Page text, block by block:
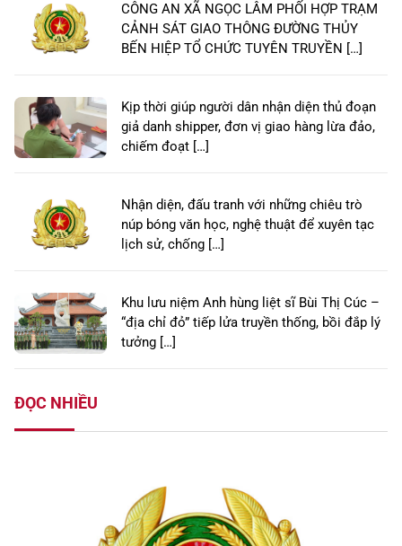
CÔNG AN XÃ NGỌC LÂM PHỐI HỢP TRẠM
CẢNH SÁT GIAO THÔNG ĐƯỜNG THỦY
BẾN HIỆP TỔ CHỨC TUYÊN TRUYỀN […]
Kịp thời giúp người dân nhận diện thủ đoạn
giả danh shipper, đơn vị giao hàng lừa đảo,
chiếm đoạt […]
Nhận diện, đấu tranh với những chiêu trò
núp bóng văn học, nghệ thuật để xuyên tạc
lịch sử, chống […]
Khu lưu niệm Anh hùng liệt sĩ Bùi Thị Cúc –
“địa chỉ đỏ” tiếp lửa truyền thống, bồi đắp lý
tưởng […]
ĐỌC NHIỀU